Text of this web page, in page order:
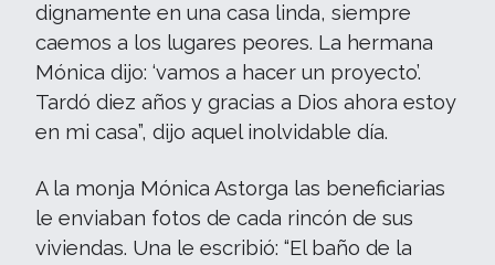
dignamente en una casa linda, siempre
caemos a los lugares peores. La hermana
Mónica dijo: ‘vamos a hacer un proyecto’.
Tardó diez años y gracias a Dios ahora estoy
en mi casa”, dijo aquel inolvidable día.
A la monja Mónica Astorga las beneficiarias
le enviaban fotos de cada rincón de sus
viviendas. Una le escribió: “El baño de la